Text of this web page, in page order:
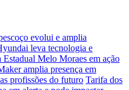
evolui e amplia
leva tecnologia e
Estadual Melo Moraes em ação
amplia presença em
profissões do futuro Tarifa dos